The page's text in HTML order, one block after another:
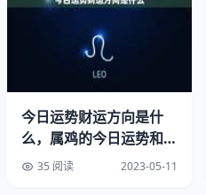
其一生。如：甲、由、申、
疆、亩、苗、蕾、野、叠、万
字，意味牛拉车，有升格为
但牛还是认命，不负所托，
轩、运。 （6）有‘禾’、‘叔’‘寂
者喜好之主粮，肖牛者名字
盛，不虞吃穿，这辈子不穷
今日运势财运方向是什
么，属鸡的今日运势和财
运如何
35 阅读 2023-05-11